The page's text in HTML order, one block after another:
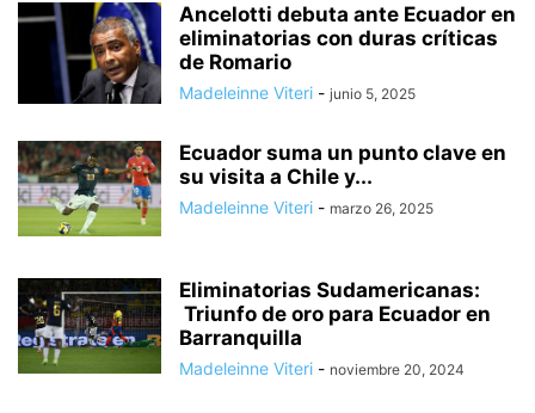
Ancelotti debuta ante Ecuador en
eliminatorias con duras críticas
de Romario
Madeleinne Viteri - junio 5, 2025
Ecuador suma un punto clave en
su visita a Chile y...
Madeleinne Viteri - marzo 26, 2025
Eliminatorias Sudamericanas:
Triunfo de oro para Ecuador en
Barranquilla
Madeleinne Viteri - noviembre 20, 2024